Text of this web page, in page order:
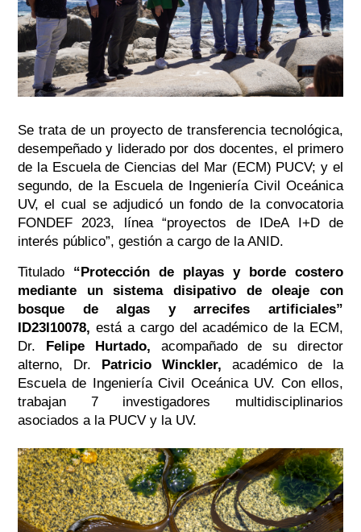
Se trata de un proyecto de transferencia tecnológica,
desempeñado y liderado por dos docentes, el primero
de la Escuela de Ciencias del Mar (ECM) PUCV; y el
segundo, de la Escuela de Ingeniería Civil Oceánica
UV, el cual se adjudicó un fondo de la convocatoria
FONDEF 2023, línea “proyectos de IDeA I+D de
interés público”, gestión a cargo de la ANID.
Titulado “Protección de playas y borde costero
mediante un sistema disipativo de oleaje con
bosque de algas y arrecifes artificiales”
ID23I10078, está a cargo del académico de la ECM,
Dr. Felipe Hurtado, acompañado de su director
alterno, Dr. Patricio Winckler,académico de la
Escuela de Ingeniería Civil Oceánica UV. Con ellos,
trabajan 7 investigadores multidisciplinarios
asociados a la PUCV y la UV.